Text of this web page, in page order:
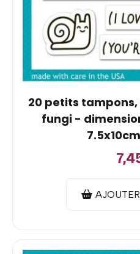
20 petits tampons,
fungi -